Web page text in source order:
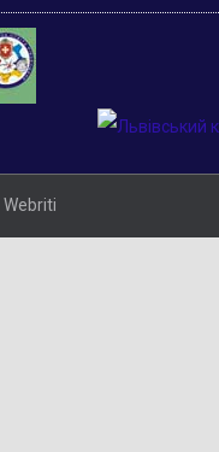
Webriti